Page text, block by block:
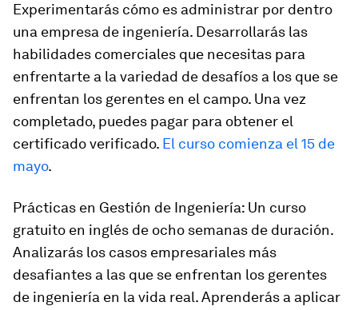
Experimentarás cómo es administrar por dentro
una empresa de ingeniería. Desarrollarás las
habilidades comerciales que necesitas para
enfrentarte a la variedad de desafíos a los que se
enfrentan los gerentes en el campo. Una vez
completado, puedes pagar para obtener el
certificado verificado. El curso comienza el 15 de
mayo.
Prácticas en Gestión de Ingeniería: Un curso
gratuito en inglés de ocho semanas de duración.
Analizarás los casos empresariales más
desafiantes a las que se enfrentan los gerentes
de ingeniería en la vida real. Aprenderás a aplicar